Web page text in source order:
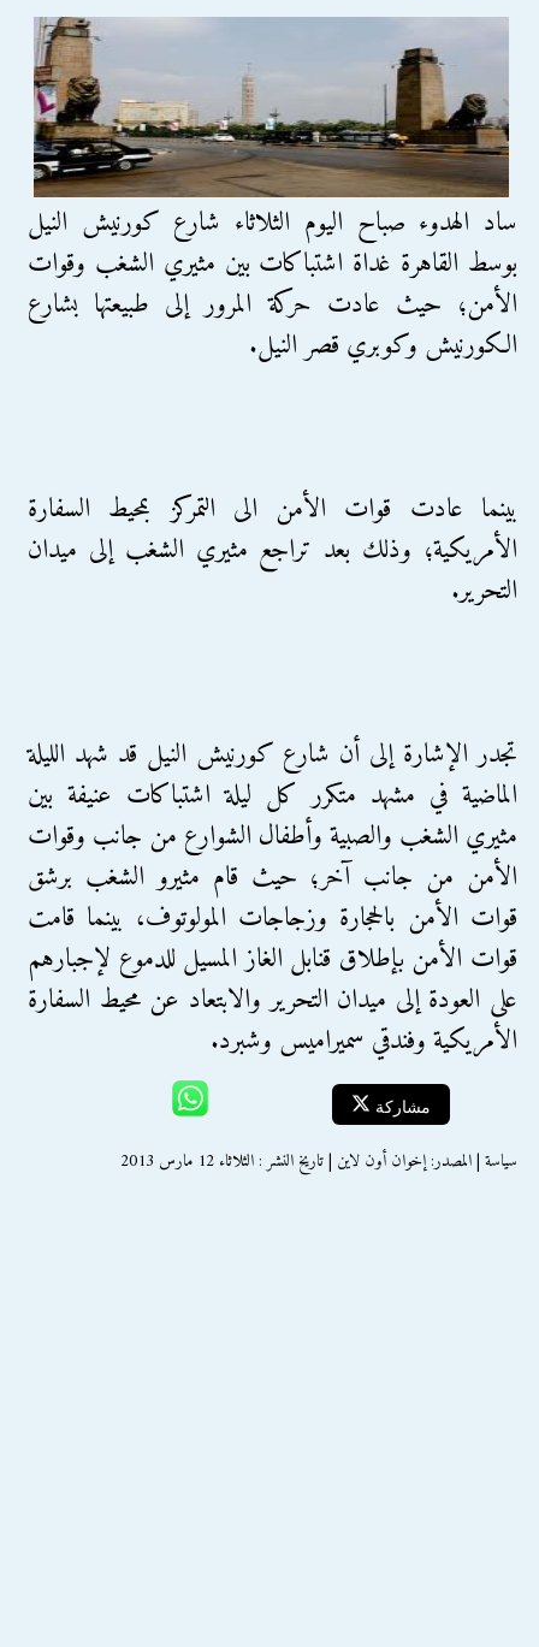
ساد الهدوء صباح اليوم الثلاثاء شارع كورنيش النيل
بوسط القاهرة غداة اشتباكات بين مثيري الشغب وقوات
الأمن؛ حيث عادت حركة المرور إلى طبيعتها بشارع
الكورنيش وكوبري قصر النيل.
بينما عادت قوات الأمن الى التمركز بمحيط السفارة
الأمريكية؛ وذلك بعد تراجع مثيري الشغب إلى ميدان
التحرير.
تجدر الإشارة إلى أن شارع كورنيش النيل قد شهد الليلة
الماضية في مشهد متكرر كل ليلة اشتباكات عنيفة بين
مثيري الشغب والصبية وأطفال الشوارع من جانب وقوات
الأمن من جانب آخر؛ حيث قام مثيرو الشغب برشق
قوات الأمن بالحجارة وزجاجات المولوتوف، بينما قامت
قوات الأمن بإطلاق قنابل الغاز المسيل للدموع لإجبارهم
على العودة إلى ميدان التحرير والابتعاد عن محيط السفارة
الأمريكية وفندقي سميراميس وشبرد.
مشاركة
سياسة | المصدر: إخوان أون لاين | تاريخ النشر : الثلاثاء 12 مارس 2013